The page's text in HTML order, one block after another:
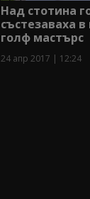
Над стотина
състезаваха
голф мастърс
24 апр 2017 | 12:24